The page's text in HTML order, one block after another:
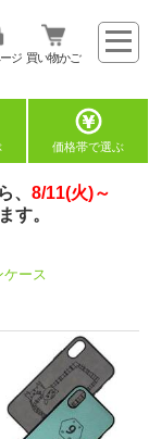
ジ 買い物かご
価格帯で選ぶ
、 8/11(火)～
す。
ケース